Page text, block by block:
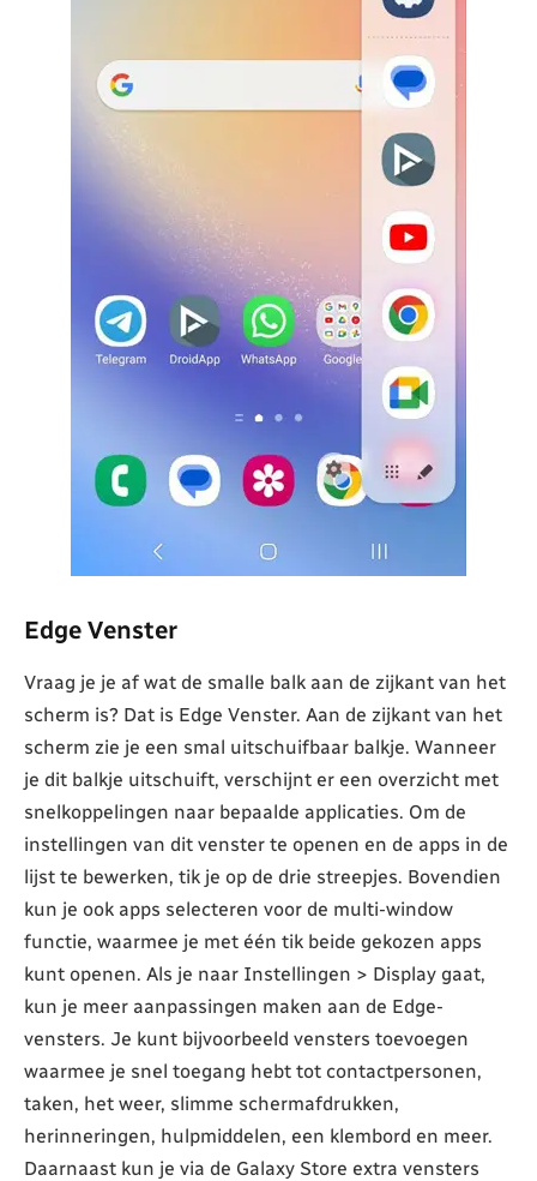
Edge Venster
Vraag je je af wat de smalle balk aan de zijkant van het
scherm is? Dat is Edge Venster. Aan de zijkant van het
scherm zie je een smal uitschuifbaar balkje. Wanneer
je dit balkje uitschuift, verschijnt er een overzicht met
snelkoppelingen naar bepaalde applicaties. Om de
instellingen van dit venster te openen en de apps in de
lijst te bewerken, tik je op de drie streepjes. Bovendien
kun je ook apps selecteren voor de multi-window
functie, waarmee je met één tik beide gekozen apps
kunt openen. Als je naar Instellingen > Display gaat,
kun je meer aanpassingen maken aan de Edge-
vensters. Je kunt bijvoorbeeld vensters toevoegen
waarmee je snel toegang hebt tot contactpersonen,
taken, het weer, slimme schermafdrukken,
herinneringen, hulpmiddelen, een klembord en meer.
Daarnaast kun je via de Galaxy Store extra vensters